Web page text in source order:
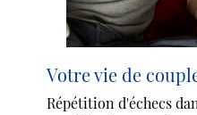
Votre vie de
Répétition d'échecs